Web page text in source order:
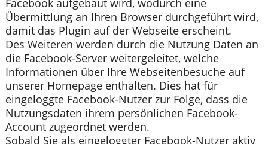
Facebook aufgebaut wird, wodurch eine
Übermittlung an Ihren Browser durchgeführt wird,
damit das Plugin auf der Webseite erscheint.
Des Weiteren werden durch die Nutzung Daten an
die Facebook-Server weitergeleitet, welche
Informationen über Ihre Webseitenbesuche auf
unserer Homepage enthalten. Dies hat für
eingeloggte Facebook-Nutzer zur Folge, dass die
Nutzungsdaten ihrem persönlichen Facebook-
Account zugeordnet werden.
Sobald Sie als eingeloggter Facebook-Nutzer aktiv